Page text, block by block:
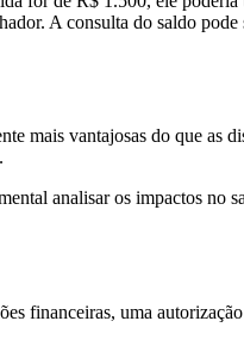
A consulta do saldo
mais vantajosas do que as
analisar os impactos no
financeiras, uma